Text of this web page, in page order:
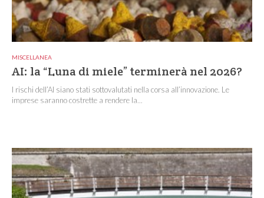
MISCELLANEA
AI: la “Luna di miele” terminerà nel 2026?
I rischi dell’AI siano stati sottovalutati nella corsa all’innovazione. Le
imprese saranno costrette a rendere la...